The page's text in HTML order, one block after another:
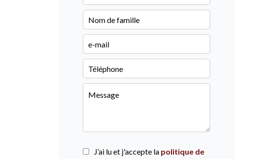
J’ai lu et j'accepte la politique de